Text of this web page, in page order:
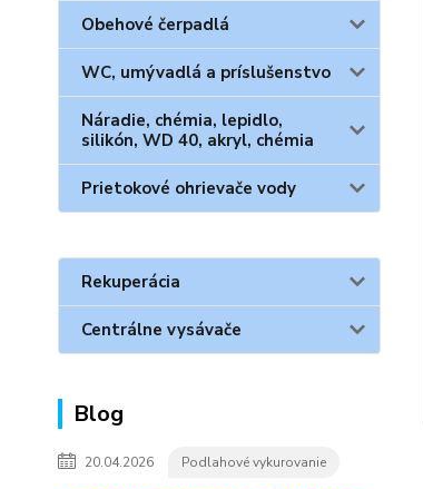
Obehové čerpadlá
WC, umývadlá a príslušenstvo
Náradie, chémia, lepidlo,
silikón, WD 40, akryl, chémia
Prietokové ohrievače vody
Rekuperácia
Centrálne vysávače
Blog
20.04.2026 Podlahové vykurovanie